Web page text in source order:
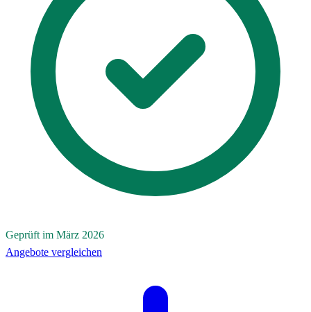
Geprüft im März 2026
Angebote vergleichen